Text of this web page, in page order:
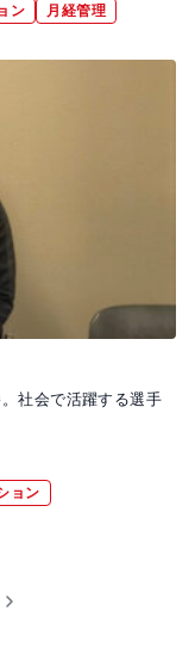
ン 月経管理
社会で活躍する選手
ョン